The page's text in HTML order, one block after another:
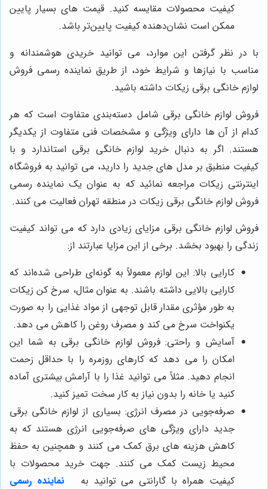
کیفیت محصولات مقایسه کنید. قیمت های بسیار پایین
ممکن است نشان‌دهنده کیفیت پایین‌تر باشد.
با در نظر گرفتن این موارد، می توانید خریدی هوشمندانه و
مناسب با نیازها و شرایط خود، از طریق نماینده رسمی فروش
لوازم خانگی برقی زیکات داشته باشید.
فروش لوازم خانگی برقی شامل دسته‌بندی متفاوت است که هر
کدام از آن ها دارای ویژگی و مشخصات فنی متفاوت از یکدیگر
هستند. اگر به دنبال خرید لوازم خانگی برقی استاندارد و با
کیفیت منطبق بر مدل های جدید را دارید، می توانید به فروشگاه
اینترنتی زیکات مراجعه نمائید که به عنوان یک نماینده رسمی
فروش لوازم خانگی برقی زیکات در منطقه تهران فعالیت می کنند.
فروش لوازم خانگی برقی مزایای زیادی دارد که می تواند کیفیت
زندگی را بهبود بخشد. برخی از این مزایا عبارتند از:
کارایی بالا: این لوازم معمولاً به گونه‌ای طراحی شده‌اند که
کارایی بالایی داشته باشند. به عنوان مثال، سرخ کن زیکات
به طور مؤثری مقدار قابل توجهی از مواد غذایی را به صورت
یکنواخت سرخ می کند و مصرف روغن را کاهش می دهد.
آسایش و راحتی: فروش لوازم خانگی برقی به شما این
امکان را می دهد که کارهای روزمره را با حداقل زحمت
انجام دهید. مثلاً می توانید غذا را با آرامش بیشتری آماده
کنید یا خانه را بدون نیاز به کار سخت تمیز کنید.
صرفه‌جویی در مصرف انرژی: بسیاری از لوازم خانگی برقی
جدید دارای ویژگی های صرفه‌جویی انرژی هستند که به
کاهش هزینه های برق کمک می کنند و همچنین به حفظ
محیط زیست کمک می کنند. جهت خرید محصولات با
کیفیت همراه با گارانتی می توانید به
نماینده رسمی